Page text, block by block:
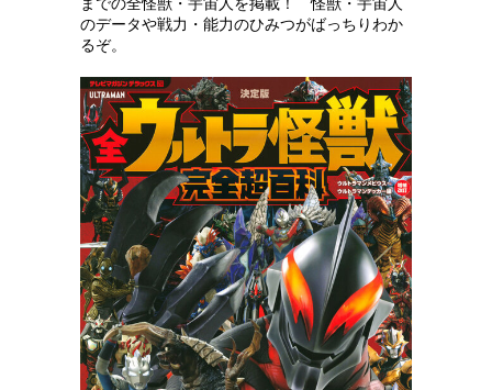
のデータや戦力・能力のひみつがばっちりわか
るぞ。